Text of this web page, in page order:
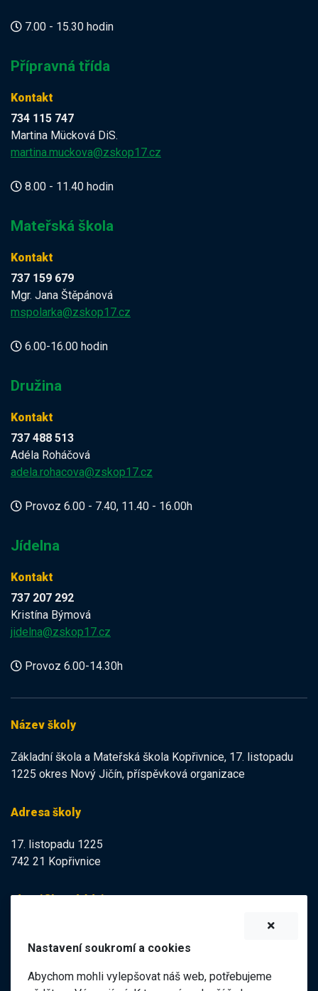
7.00 - 15.30 hodin
Přípravná třída
Kontakt
734 115 747
Martina Mücková DiS.
martina.muckova@zskop17.cz
8.00 - 11.40 hodin
Mateřská škola
Kontakt
737 159 679
Mgr. Jana Štěpánová
mspolarka@zskop17.cz
6.00-16.00 hodin
Družina
Kontakt
737 488 513
Adéla Roháčová
adela.rohacova@zskop17.cz
Provoz 6.00 - 7.40, 11.40 - 16.00h
Jídelna
Kontakt
737 207 292
Kristína Býmová
jidelna@zskop17.cz
Provoz 6.00-14.30h
Název školy
Základní škola a Mateřská škola Kopřivnice, 17. listopadu
1225 okres Nový Jičín, příspěvková organizace
Adresa školy
17. listopadu 1225
742 21 Kopřivnice
Identifikační údaje
IČO:47998121
Elektronická podatelna
Nastavení soukromí a cookies
Abychom mohli vylepšovat náš web, potřebujeme